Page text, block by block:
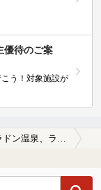
優待のご案
う！対象施設が
ラドン温泉、ラジウム温泉が楽しめる今里駅近くの温泉、日帰り温泉、スーパー銭湯おすすめ